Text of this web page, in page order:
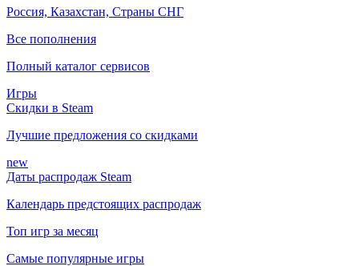
Россия, Казахстан, Страны СНГ
Все пополнения
Полный каталог сервисов
Игры
Скидки в Steam
Лучшие предложения со скидками
new
Даты распродаж Steam
Календарь предстоящих распродаж
Топ игр за месяц
Самые популярные игры